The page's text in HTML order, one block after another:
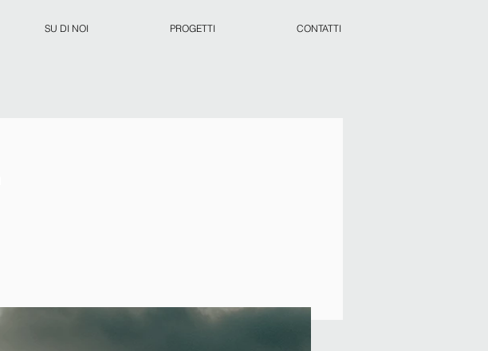
SU DI NOI PROGETTI CONTATTI